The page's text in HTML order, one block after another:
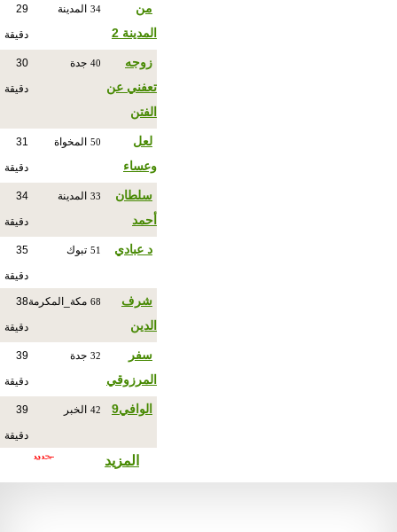
من
المدينة 2
34 المدينة 29
دقيقة
زوجه
تعفني عن
الفتن
40 جدة 30
دقيقة
لعل
وعساء
50 المخواة 31
دقيقة
سلطان
أحمد
33 المدينة 34
دقيقة
د عبادي 51 تبوك 35
دقيقة
شرف
الدين
68 مكة_المكرمة38
دقيقة
سفر
المرزوقي
32 جدة 39
دقيقة
الوافي9 42 الخبر 39
دقيقة
المزيد